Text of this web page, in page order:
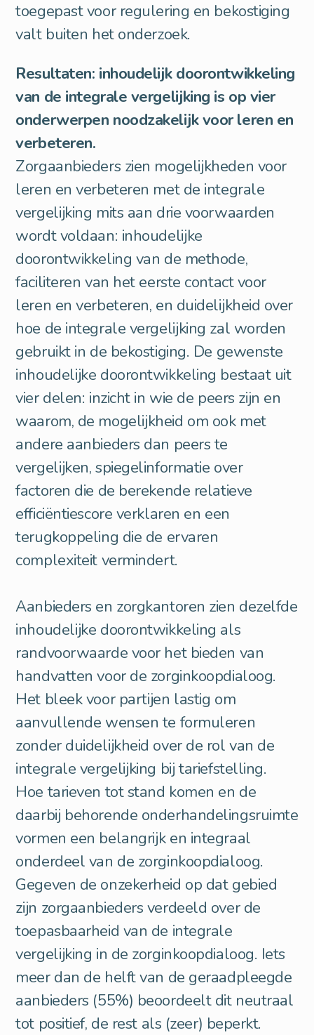
toegepast voor regulering en bekostiging
valt buiten het onderzoek.
Resultaten: inhoudelijk doorontwikkeling
van de integrale vergelijking is op vier
onderwerpen noodzakelijk voor leren en
verbeteren.
Zorgaanbieders zien mogelijkheden voor
leren en verbeteren met de integrale
vergelijking mits aan drie voorwaarden
wordt voldaan: inhoudelijke
doorontwikkeling van de methode,
faciliteren van het eerste contact voor
leren en verbeteren, en duidelijkheid over
hoe de integrale vergelijking zal worden
gebruikt in de bekostiging. De gewenste
inhoudelijke doorontwikkeling bestaat uit
vier delen: inzicht in wie de peers zijn en
waarom, de mogelijkheid om ook met
andere aanbieders dan peers te
vergelijken, spiegelinformatie over
factoren die de berekende relatieve
efficiëntiescore verklaren en een
terugkoppeling die de ervaren
complexiteit vermindert.
Aanbieders en zorgkantoren zien dezelfde
inhoudelijke doorontwikkeling als
randvoorwaarde voor het bieden van
handvatten voor de zorginkoopdialoog.
Het bleek voor partijen lastig om
aanvullende wensen te formuleren
zonder duidelijkheid over de rol van de
integrale vergelijking bij tariefstelling.
Hoe tarieven tot stand komen en de
daarbij behorende onderhandelingsruimte
vormen een belangrijk en integraal
onderdeel van de zorginkoopdialoog.
Gegeven de onzekerheid op dat gebied
zijn zorgaanbieders verdeeld over de
toepasbaarheid van de integrale
vergelijking in de zorginkoopdialoog. Iets
meer dan de helft van de geraadpleegde
aanbieders (55%) beoordeelt dit neutraal
tot positief, de rest als (zeer) beperkt.